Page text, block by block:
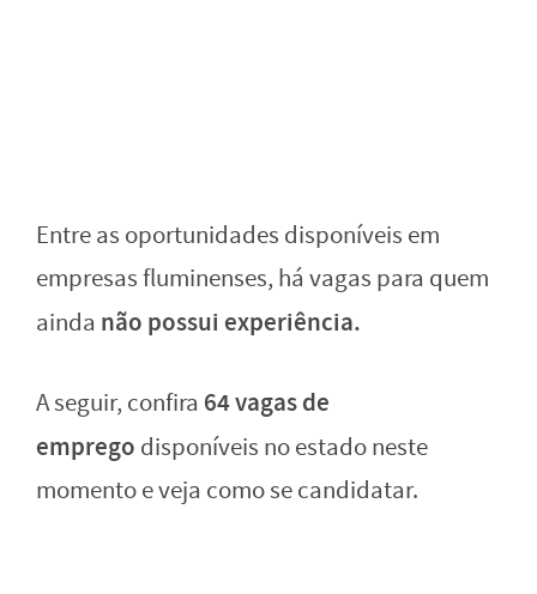
Entre as oportunidades disponíveis em
empresas fluminenses, há vagas para quem
ainda não possui experiência.
A seguir, confira 64 vagas de
emprego disponíveis no estado neste
momento e veja como se candidatar.